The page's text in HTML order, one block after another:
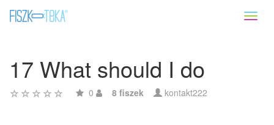
17 What should I do
0 8 fiszek kontakt222